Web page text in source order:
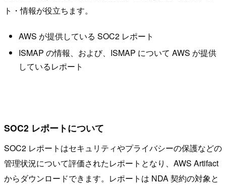
ト・情報が役立ちます。
AWS が提供している SOC2 レポート
ISMAP の情報、および、ISMAP について AWS が提供
しているレポート
SOC2 レポートについて
SOC2 レポートはセキュリティやプライバシーの保護などの
管理状況について評価されたレポートとなり、AWS Artifact
からダウンロードできます。レポートは NDA 契約の対象と